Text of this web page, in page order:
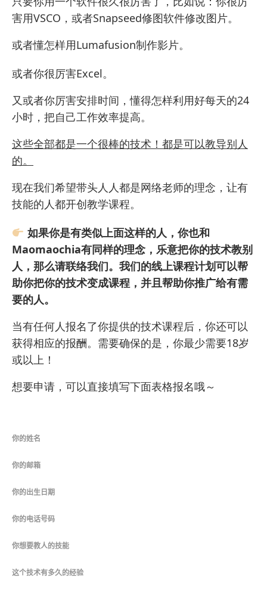
害用VSCO，或者Snapseed修图软件修改图片。
或者懂怎样用Lumafusion制作影片。
或者你很厉害Excel。
又或者你厉害安排时间，懂得怎样利用好每天的24
小时，把自己工作效率提高。
这些全部都是一个很棒的技术！都是可以教导别人
的。
现在我们希望带头人人都是网络老师的理念，让有
技能的人都开创教学课程。
如果你是有类似上面这样的人，你也和
Maomaochia有同样的理念，乐意把你的技术教别
人，那么请联络我们。我们的线上课程计划可以帮
助你把你的技术变成课程，并且帮助你推广给有需
要的人。
当有任何人报名了你提供的技术课程后，你还可以
获得相应的报酬。需要确保的是，你最少需要18岁
或以上！
想要申请，可以直接填写下面表格报名哦～
你的姓名
你的邮箱
你的出生日期
你的电话号码
你想要教人的技能
这个技术有多久的经验